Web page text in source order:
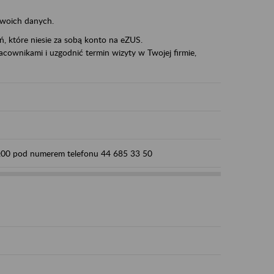
danych.
które niesie za sobą konto na eZUS.
i uzgodnić termin wizyty w Twojej firmie,
pod numerem telefonu 44 685 33 50